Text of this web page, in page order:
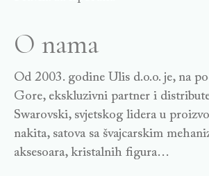
O nama
Od 2003. godine Ulis d.o.o. je, na
Gore, ekskluzivni partner i
Swarovski, svjetskog lidera u
nakita, satova sa švajcarskim
aksesoara, kristalnih figura…